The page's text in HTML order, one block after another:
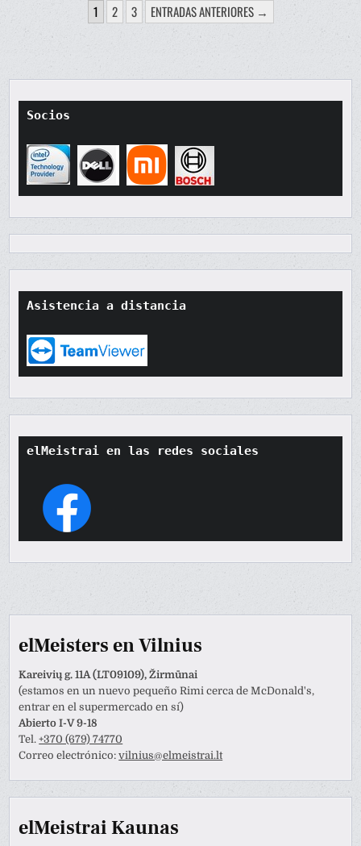
PAGINACIÓN
1 2 3 ENTRADAS ANTERIORES →
Socios
Asistencia a distancia
elMeistrai en las redes sociales
elMeisters en Vilnius
Kareivių g. 11A (LT09109), Žirmūnai
(estamos en un nuevo pequeño Rimi cerca de McDonald's,
entrar en el supermercado en sí)
Abierto I-V 9-18
Tel.+370 (679) 74770
Correo electrónico:vilnius@elmeistrai.lt
elMeistrai Kaunas